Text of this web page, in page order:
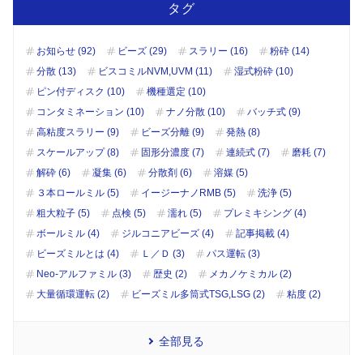
タグ
お知らせ (92) ビーズ (29) スラリー (16)
粉砕 (14)
分散 (13)
ビスコミルNVM,UVM (11)
湿式粉砕 (10)
ピン付ディスク (10)
機種選定 (10)
コンタミネーション (10)
ナノ分散 (10)
バッチ式 (9)
高粘度スラリー (9)
ビーズ分離 (9)
発熱 (8)
スケールアップ (8)
固形分濃度 (7) 連続式 (7)
磨耗 (7)
解砕 (6)
凝集 (6) 分散剤 (6)
溶媒 (5)
３本ロールミル (5)
イージーナノRMB (5)
洗浄 (5)
粗大粒子 (5)
点検 (5) 濡れ (5)
プレミキシング (4)
ボールミル (4)
ジルコニアビーズ (4)
記事掲載 (4)
ビーズミルとは (4)
Ｌ／Ｄ (3)
パス運転 (3)
Neo-アルファミル (3)
歴史 (2)
メカノケミカル (2)
大量循環運転 (2)
ビーズミル多筒式TSG,LSG (2) 粘度 (2)
全部見る